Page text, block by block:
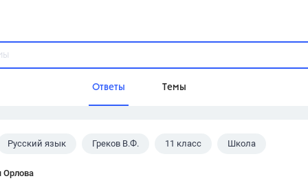
Ответы Темы
Домашнее задание
Русский язык Греков В.Ф. 11 класс Школа
Орлова